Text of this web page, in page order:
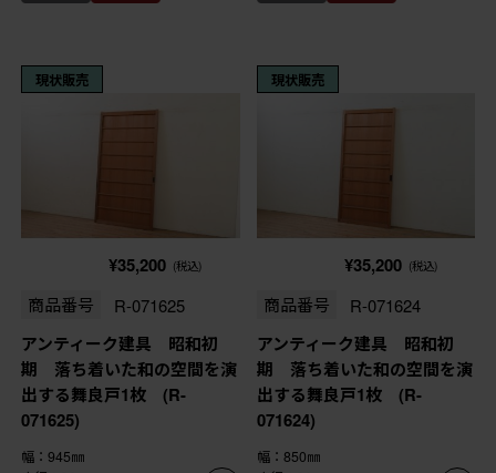
現状販売
¥35,200 (税込)
商品番号 R-071625
アンティーク建具 昭和初
期 落ち着いた和の空間を演
出する舞良戸1枚 (R-
071625)
幅：945㎜
現状販売
¥35,200 (税込)
商品番号 R-071624
アンティーク建具 昭和初
期 落ち着いた和の空間を演
出する舞良戸1枚 (R-
071624)
幅：850㎜